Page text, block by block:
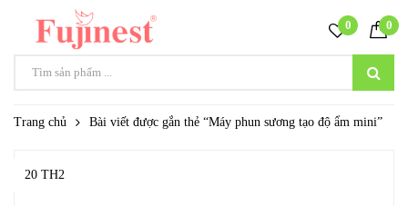
0 0
Trang chủ Bài viết được gắn thẻ “Máy phun sương tạo độ ẩm mini”
20 TH2